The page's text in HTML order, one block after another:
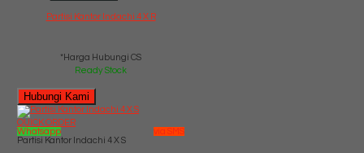
Partisi Kantor Indachi 4 X R
*Harga Hubungi CS
Ready Stock
Hubungi Kami
QUICK ORDER
Whatsapp
via SMS
Partisi Kantor Indachi 4 X S